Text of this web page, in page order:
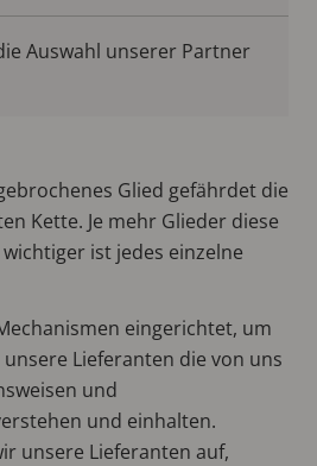
Auswahl unserer Partner
Glied gefährdet die
Kette. Je mehr Glieder diese
ist jedes einzelne
eingerichtet, um
Lieferanten die von uns
und
und einhalten.
unsere Lieferanten auf,